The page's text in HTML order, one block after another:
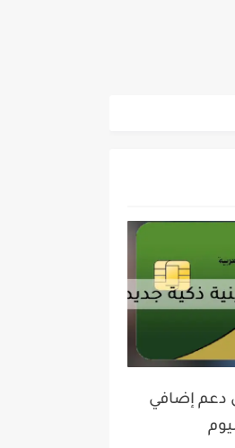
دعم إضافي